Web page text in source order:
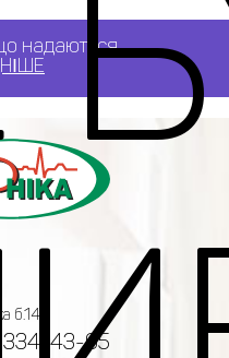
надаються
б.14
334-43-05